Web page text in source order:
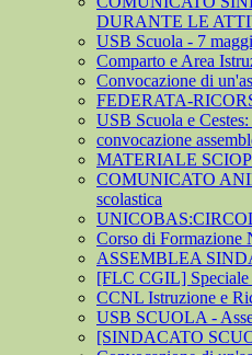
DURANTE LE
USB Scuola - 7
Comparto e Area
Convocazione di
FEDERATA-
USB Scuola e
convocazione
MATERIALE
COMUNICATO
scolastica
Corso di Formazione
ASSEMBLEA
[FLC CGIL] Speciale
CCNL Istruzione e
USB SCUOLA -
[SINDACATO